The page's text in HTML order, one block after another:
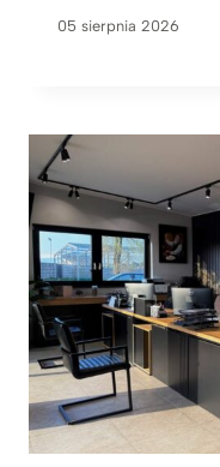
05 sierpnia 2026